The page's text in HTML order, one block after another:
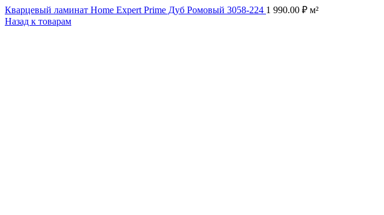
Кварцевый ламинат Home Expert Prime Дуб Ромовый 3058-224 1 990.00 ₽ м²
Назад к товарам